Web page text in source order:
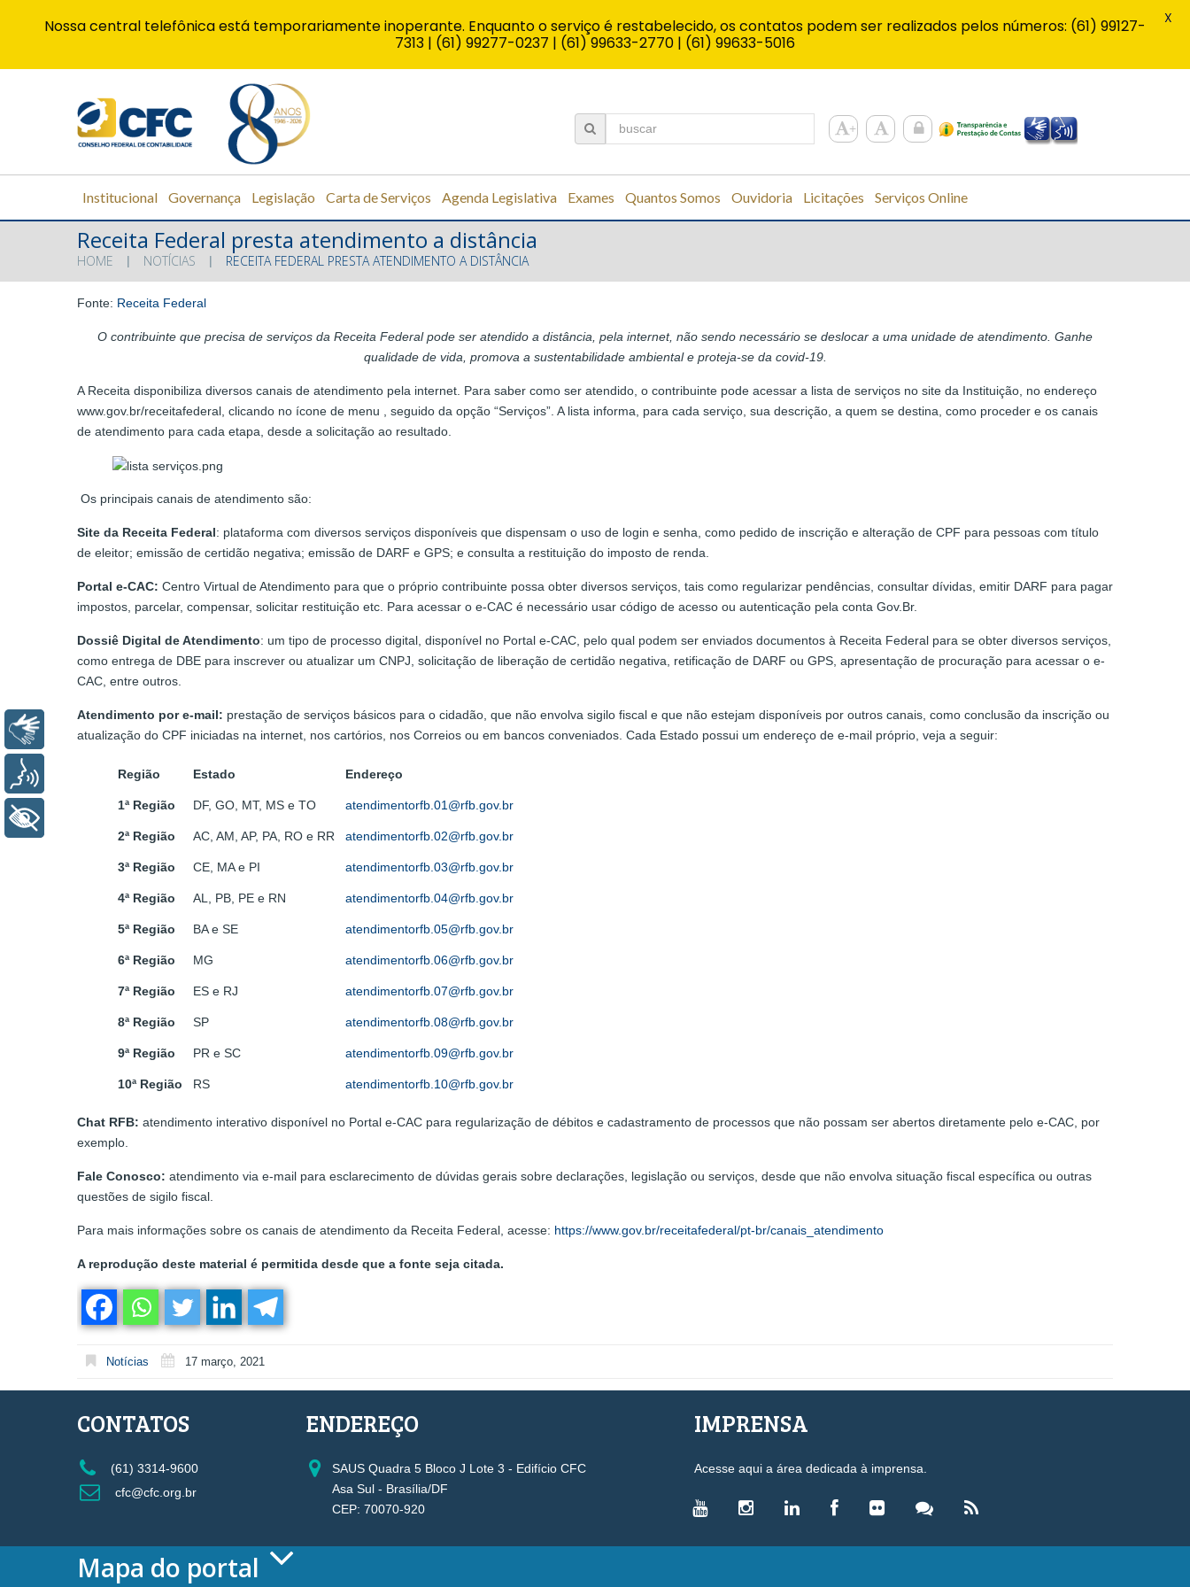
Institucional Governança Legislação Carta de Serviços Agenda Legislativa Exames Quantos Somos Ouvidoria Licitações Serviços Online
Receita Federal presta atendimento a distância
HOME NOTÍCIAS RECEITA FEDERAL PRESTA ATENDIMENTO A DISTÂNCIA
Fonte: Receita Federal
O contribuinte que precisa de serviços da Receita Federal pode ser atendido a distância, pela internet, não sendo necessário se deslocar a uma unidade de atendimento. Ganhe
qualidade de vida, promova a sustentabilidade ambiental e proteja-se da covid-19.
A Receita disponibiliza diversos canais de atendimento pela internet. Para saber como ser atendido, o contribuinte pode acessar a lista de serviços no site da Instituição, no endereço
www.gov.br/receitafederal, clicando no ícone de menu , seguido da opção “Serviços”. A lista informa, para cada serviço, sua descrição, a quem se destina, como proceder e os canais
de atendimento para cada etapa, desde a solicitação ao resultado.
Os principais canais de atendimento são:
Site da Receita Federal: plataforma com diversos serviços disponíveis que dispensam o uso de login e senha, como pedido de inscrição e alteração de CPF para pessoas com título
de eleitor; emissão de certidão negativa; emissão de DARF e GPS; e consulta a restituição do imposto de renda.
Portal e-CAC: Centro Virtual de Atendimento para que o próprio contribuinte possa obter diversos serviços, tais como regularizar pendências, consultar dívidas, emitir DARF para pagar
impostos, parcelar, compensar, solicitar restituição etc. Para acessar o e-CAC é necessário usar código de acesso ou autenticação pela conta Gov.Br.
Dossiê Digital de Atendimento: um tipo de processo digital, disponível no Portal e-CAC, pelo qual podem ser enviados documentos à Receita Federal para se obter diversos serviços,
como entrega de DBE para inscrever ou atualizar um CNPJ, solicitação de liberação de certidão negativa, retificação de DARF ou GPS, apresentação de procuração para acessar o e-
CAC, entre outros.
Atendimento por e-mail: prestação de serviços básicos para o cidadão, que não envolva sigilo fiscal e que não estejam disponíveis por outros canais, como conclusão da inscrição ou
atualização do CPF iniciadas na internet, nos cartórios, nos Correios ou em bancos conveniados. Cada Estado possui um endereço de e-mail próprio, veja a seguir:
Região Estado Endereço
1ª Região DF, GO, MT, MS e TO atendimentorfb.01@rfb.gov.br
2ª Região AC, AM, AP, PA, RO e RR atendimentorfb.02@rfb.gov.br
3ª Região CE, MA e PI atendimentorfb.03@rfb.gov.br
4ª Região AL, PB, PE e RN atendimentorfb.04@rfb.gov.br
5ª Região BA e SE atendimentorfb.05@rfb.gov.br
6ª Região MG atendimentorfb.06@rfb.gov.br
7ª Região ES e RJ atendimentorfb.07@rfb.gov.br
8ª Região SP atendimentorfb.08@rfb.gov.br
9ª Região PR e SC atendimentorfb.09@rfb.gov.br
10ª Região RS atendimentorfb.10@rfb.gov.br
Chat RFB: atendimento interativo disponível no Portal e-CAC para regularização de débitos e cadastramento de processos que não possam ser abertos diretamente pelo e-CAC, por
exemplo.
Fale Conosco: atendimento via e-mail para esclarecimento de dúvidas gerais sobre declarações, legislação ou serviços, desde que não envolva situação fiscal específica ou outras
questões de sigilo fiscal.
Para mais informações sobre os canais de atendimento da Receita Federal, acesse: https://www.gov.br/receitafederal/pt-br/canais_atendimento
A reprodução deste material é permitida desde que a fonte seja citada.
Notícias 17 março, 2021
CONTATOS
(61) 3314-9600
cfc@cfc.org.br
ENDEREÇO
SAUS Quadra 5 Bloco J Lote 3 - Edifício CFC
Asa Sul - Brasília/DF
CEP: 70070-920
IMPRENSA
Acesse aqui a área dedicada à imprensa.
Mapa do portal
Nossa central telefônica está temporariamente inoperante. Enquanto o serviço é restabelecido, os contatos podem ser realizados pelos números: (61) 99127-
7313 | (61) 99277-0237 | (61) 99633-2770 | (61) 99633-5016
X
Libras